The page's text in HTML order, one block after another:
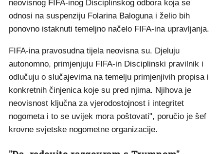
neovisnog FIFA-inog Disciplinskog odbora koja se
odnosi na suspenziju Folarina Baloguna i želio bih
ponovno istaknuti temeljno načelo FIFA-ina upravljanja.
FIFA-ina pravosudna tijela neovisna su. Djeluju
autonomno, primjenjuju FIFA-in Disciplinski pravilnik i
odlučuju o slučajevima na temelju primjenjivih propisa i
konkretnih činjenica koje su pred njima. Njihova je
neovisnost ključna za vjerodostojnost i integritet
nogometa i to se uvijek mora poštovati", poručio je šef
krovne svjetske nogometne organizacije.